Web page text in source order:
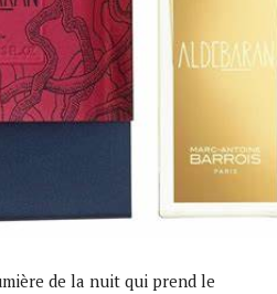
de la nuit qui prend le